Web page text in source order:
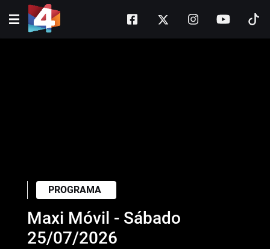
PROGRAMA
Maxi Móvil - Sábado
25/07/2026